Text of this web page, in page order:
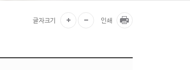
글자크기 인쇄